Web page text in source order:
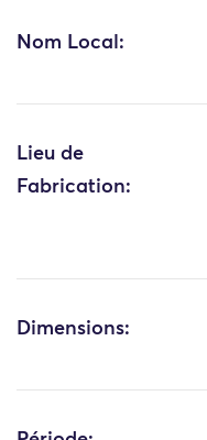
Nom Local:
Lieu de
Fabrication:
Dimensions: